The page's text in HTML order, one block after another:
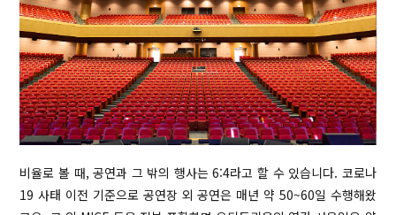
비율로 볼 때, 공연과 그 밖의 행사는 6:4라고 할 수 있습니다. 코로나
19 사태 이전 기준으로 공연장 외 공연은 매년 약 50~60일 수행해왔